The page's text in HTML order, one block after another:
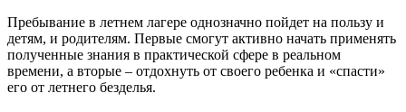
Пребывание в летнем лагере однозначно пойдет на пользу и
детям, и родителям. Первые смогут активно начать применять
полученные знания в практической сфере в реальном
времени, а вторые – отдохнуть от своего ребенка и «спасти»
его от летнего безделья.